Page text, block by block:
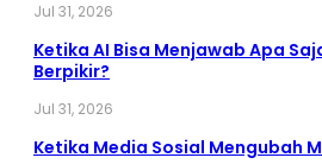
Jul 31, 2026
Ketika AI Bisa Menjawab Apa
Berpikir?
Jul 31, 2026
Ketika Media Sosial Mengubah